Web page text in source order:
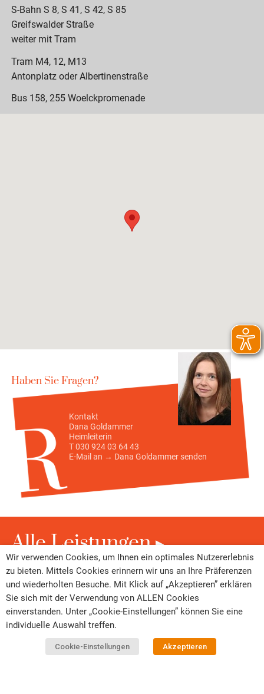
S-Bahn S 8, S 41, S 42, S 85
Greifswalder Straße
weiter mit Tram
Tram M4, 12, M13
Antonplatz oder Albertinenstraße
Bus 158, 255 Woelckpromenade
Haben Sie Fragen?
Kontakt
Dana Goldammer
Heimleiterin
T 030 924 03 64 43
E-Mail an → Dana Goldammer senden
Alle Leistungen
Wir verwenden Cookies, um Ihnen ein optimales Nutzererlebnis
zu bieten. Mittels Cookies erinnern wir uns an Ihre Präferenzen
und wiederholten Besuche. Mit Klick auf „Akzeptieren” erklären
Sie sich mit der Verwendung von ALLEN Cookies
einverstanden. Unter „Cookie-Einstellungen” können Sie eine
individuelle Auswahl treffen.
Cookie-Einstellungen Akzeptieren